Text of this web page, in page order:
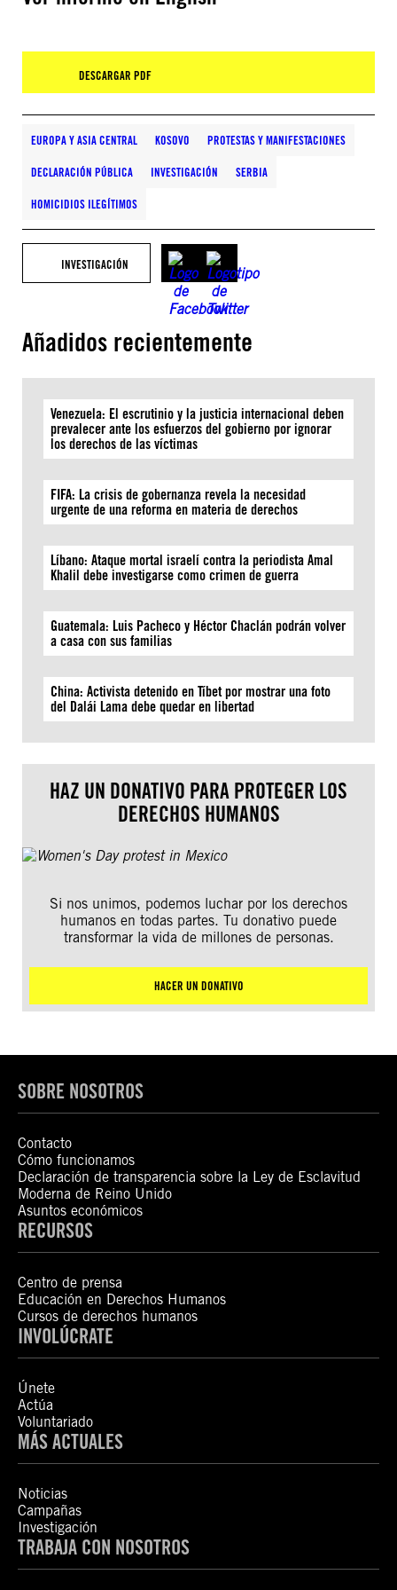
DESCARGAR PDF
EUROPA Y ASIA CENTRAL KOSOVO PROTESTAS Y MANIFESTACIONES
DECLARACIÓN PÚBLICA INVESTIGACIÓN SERBIA
HOMICIDIOS ILEGÍTIMOS
INVESTIGACIÓN
Añadidos recientemente
Venezuela: El escrutinio y la justicia internacional deben
prevalecer ante los esfuerzos del gobierno por ignorar
los derechos de las víctimas
FIFA: La crisis de gobernanza revela la necesidad
urgente de una reforma en materia de derechos
Líbano: Ataque mortal israelí contra la periodista Amal
Khalil debe investigarse como crimen de guerra
Guatemala: Luis Pacheco y Héctor Chaclán podrán volver
a casa con sus familias
China: Activista detenido en Tíbet por mostrar una foto
del Dalái Lama debe quedar en libertad
HAZ UN DONATIVO PARA PROTEGER LOS
DERECHOS HUMANOS
Si nos unimos, podemos luchar por los derechos
humanos en todas partes. Tu donativo puede
transformar la vida de millones de personas.
HACER UN DONATIVO
SOBRE NOSOTROS
Contacto
Cómo funcionamos
Declaración de transparencia sobre la Ley de Esclavitud
Moderna de Reino Unido
Asuntos económicos
RECURSOS
Centro de prensa
Educación en Derechos Humanos
Cursos de derechos humanos
INVOLÚCRATE
Únete
Actúa
Voluntariado
MÁS ACTUALES
Noticias
Campañas
Investigación
TRABAJA CON NOSOTROS